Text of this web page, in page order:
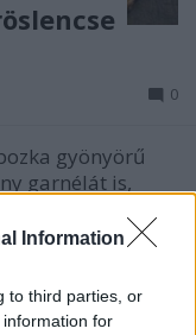
Information
to third parties, or
for
0
gyönyörű
garnélát is,
nagyjából